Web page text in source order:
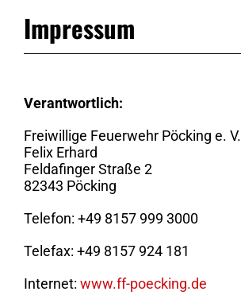
Impressum
Verantwortlich:
Freiwillige Feuerwehr Pöcking e. V.
Felix Erhard
Feldafinger Straße 2
82343 Pöcking
Telefon: +49 8157 999 3000
Telefax: +49 8157 924 181
Internet: www.ff-poecking.de